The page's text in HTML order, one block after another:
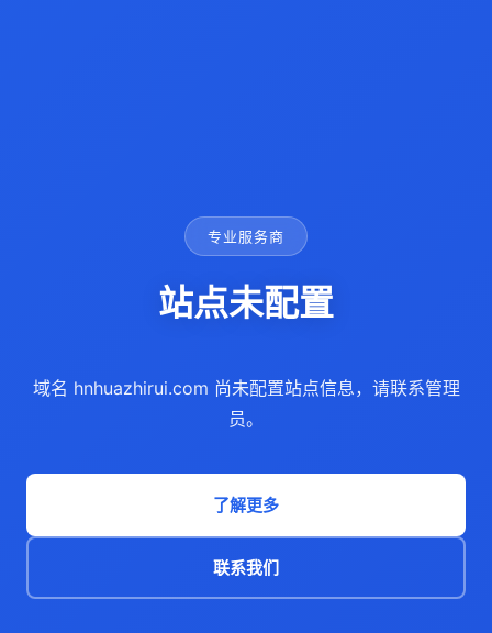
专业服务商
站点未配置
域名 hnhuazhirui.com 尚未配置站点信息，请联系管理
员。
了解更多
联系我们